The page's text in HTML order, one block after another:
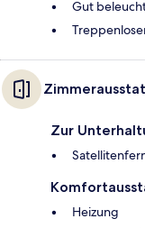
Gut
Zur
Heizung